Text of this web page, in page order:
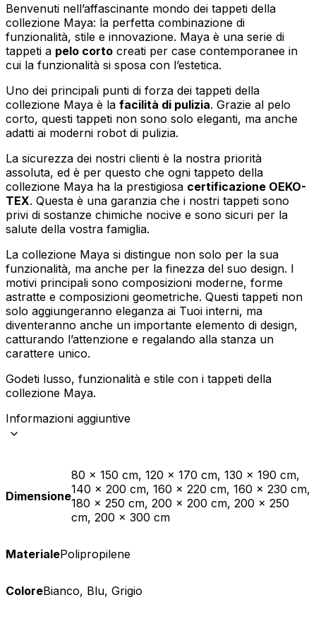
Benvenuti nell’affascinante mondo dei tappeti della
collezione Maya: la perfetta combinazione di
funzionalità, stile e innovazione. Maya è una serie di
tappeti a pelo corto creati per case contemporanee in
cui la funzionalità si sposa con l’estetica.
Uno dei principali punti di forza dei tappeti della
collezione Maya è la facilità di pulizia. Grazie al pelo
corto, questi tappeti non sono solo eleganti, ma anche
adatti ai moderni robot di pulizia.
La sicurezza dei nostri clienti è la nostra priorità
assoluta, ed è per questo che ogni tappeto della
collezione Maya ha la prestigiosa certificazione OEKO-
TEX. Questa è una garanzia che i nostri tappeti sono
privi di sostanze chimiche nocive e sono sicuri per la
salute della vostra famiglia.
La collezione Maya si distingue non solo per la sua
funzionalità, ma anche per la finezza del suo design. I
motivi principali sono composizioni moderne, forme
astratte e composizioni geometriche. Questi tappeti non
solo aggiungeranno eleganza ai Tuoi interni, ma
diventeranno anche un importante elemento di design,
catturando l’attenzione e regalando alla stanza un
carattere unico.
Godeti lusso, funzionalità e stile con i tappeti della
collezione Maya.
Informazioni aggiuntive
Dimensione
80 x 150 cm, 120 x 170 cm, 130 x 190 cm,
140 x 200 cm, 160 x 220 cm, 160 x 230 cm,
180 x 250 cm, 200 x 200 cm, 200 x 250
cm, 200 x 300 cm
MaterialePolipropilene
ColoreBianco, Blu, Grigio